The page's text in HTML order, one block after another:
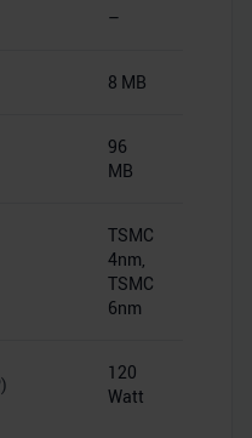
–
8 MB
96
MB
TSMC
4nm,
TSMC
6nm
120
Watt